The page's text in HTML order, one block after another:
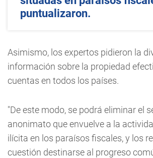
puntualizaron.
Asimismo, los expertos pidieron la
información sobre la propiedad
cuentas en todos los países.
"De este modo, se podrá eliminar el
anonimato que envuelve a la
ilícita en los paraísos fiscales, y los
cuestión destinarse al progreso